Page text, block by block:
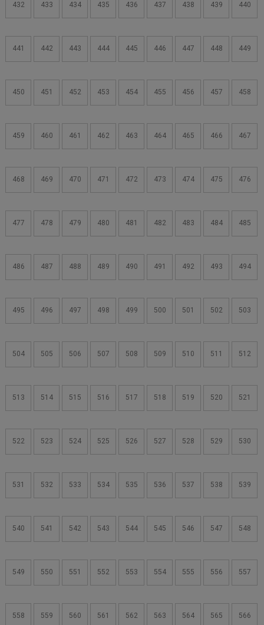
432 433 434 435 436 437 438 439 440
441 442 443 444 445 446 447 448 449
450 451 452 453 454 455 456 457 458
459 460 461 462 463 464 465 466 467
468 469 470 471 472 473 474 475 476
477 478 479 480 481 482 483 484 485
486 487 488 489 490 491 492 493 494
495 496 497 498 499 500 501 502 503
504 505 506 507 508 509 510 511 512
513 514 515 516 517 518 519 520 521
522 523 524 525 526 527 528 529 530
531 532 533 534 535 536 537 538 539
540 541 542 543 544 545 546 547 548
549 550 551 552 553 554 555 556 557
558 559 560 561 562 563 564 565 566